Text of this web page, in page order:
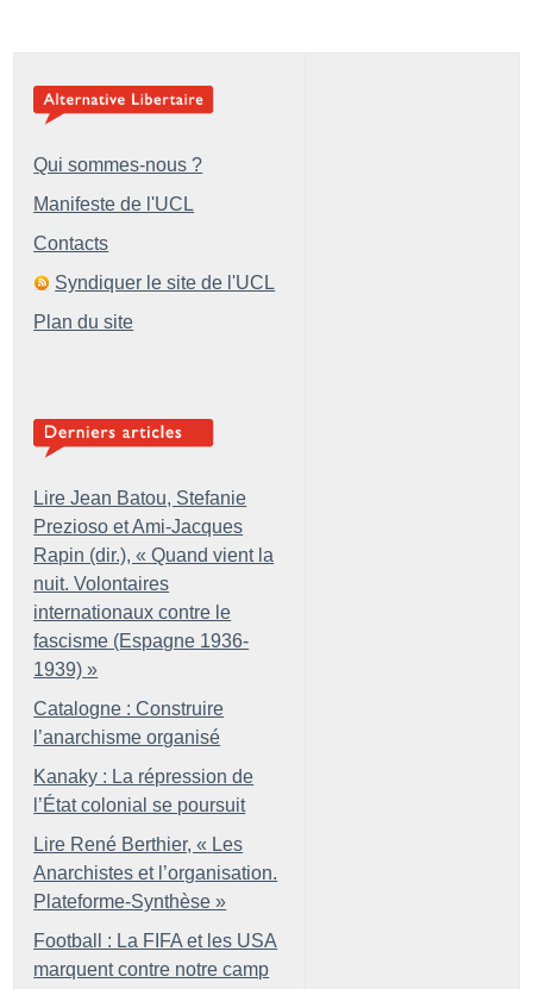
Qui sommes-nous ?
Manifeste de l'UCL
Contacts
Syndiquer le site de l'UCL
Plan du site
Lire Jean Batou, Stefanie
Prezioso et Ami-Jacques
Rapin (dir.), « Quand vient la
nuit. Volontaires
internationaux contre le
fascisme (Espagne 1936-
1939) »
Catalogne : Construire
l’anarchisme organisé
Kanaky : La répression de
l’État colonial se poursuit
Lire René Berthier, « Les
Anarchistes et l’organisation.
Plateforme-Synthèse »
Football : La FIFA et les USA
marquent contre notre camp